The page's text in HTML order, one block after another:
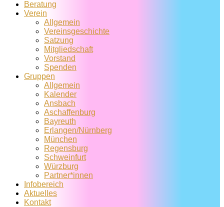
Beratung
Verein
Allgemein
Vereins­geschichte
Satzung
Mitglied­schaft
Vorstand
Spenden
Gruppen
Allgemein
Kalender
Ansbach
Aschaffenburg
Bayreuth
Erlangen/Nürnberg
München
Regensburg
Schweinfurt
Würzburg
Partner*innen
Infobereich
Aktuelles
Kontakt